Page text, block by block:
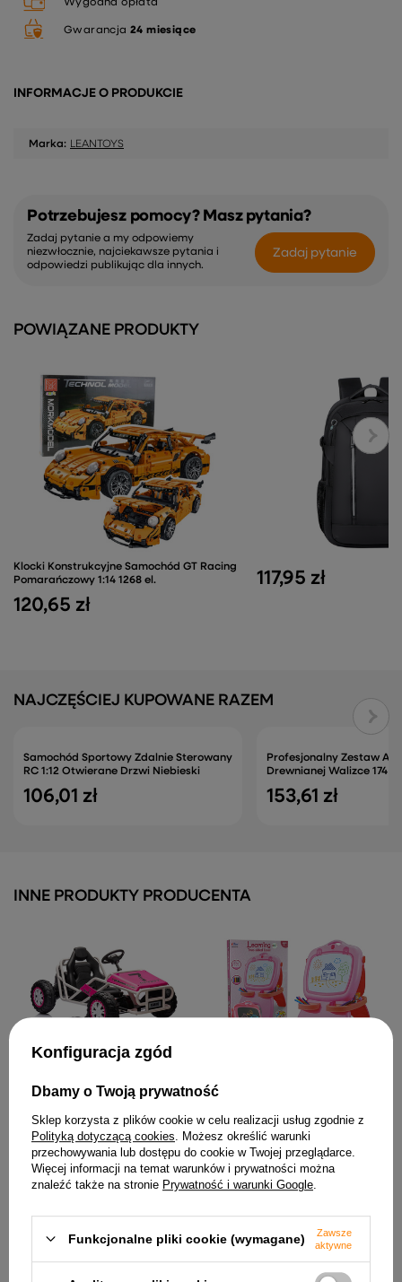
Wygodna opłata
Gwarancja 24 miesiące
INFORMACJE O PRODUKCIE
Marka: LEANTOYS
Potrzebujesz pomocy? Masz pytania?
Zadaj pytanie a my odpowiemy
niezwłocznie, najciekawsze pytania i
odpowiedzi publikując dla innych.
Zadaj pytanie
POWIĄZANE PRODUKTY
Klocki Konstrukcyjne Samochód GT Racing
Pomarańczowy 1:14 1268 el.
120,65 zł
117,95 zł
NAJCZĘŚCIEJ KUPOWANE RAZEM
Samochód Sportowy Zdalnie Sterowany
RC 1:12 Otwierane Drzwi Niebieski
106,01 zł
Profesjonalny Zestaw
Drewnianej Walizce 174
153,61 zł
INNE PRODUKTY PRODUCENTA
Auto Na Akumulator Buggy
1 126,76 zł
158,24 zł
Konfiguracja zgód
Dbamy o Twoją prywatność
Sklep korzysta z plików cookie w celu realizacji usług zgodnie z
Polityką dotyczącą cookies . Możesz określić warunki
przechowywania lub dostępu do cookie w Twojej przeglądarce.
Więcej informacji na temat warunków i prywatności można
znaleźć także na stronie Prywatność i warunki Google
Funkcjonalne pliki cookie (wymagane)
Zawsze
aktywne